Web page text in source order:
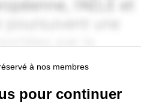
à nos membres
pour continuer